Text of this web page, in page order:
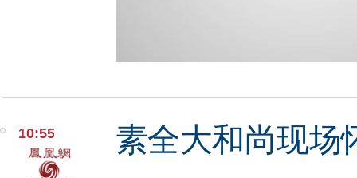
10:55 素全大和尚现场